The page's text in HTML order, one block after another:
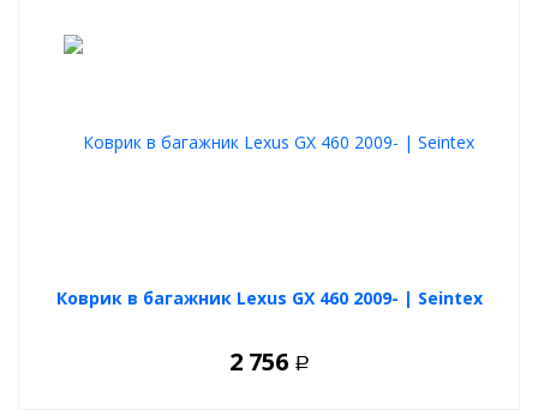
Коврик в багажник Lexus GX 460 2009- | Seintex
2 756 Р